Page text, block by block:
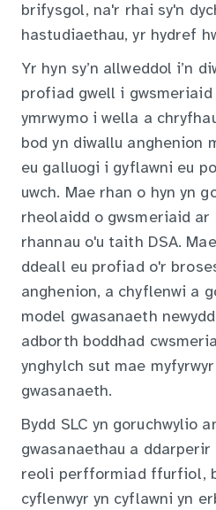
brifysgol, na'r rhai sy'n
hastudiaethau, yr hydref
Yr hyn sy’n allweddol i’n
profiad gwell i gwsmeriaid
ymrwymo i wella a
bod yn diwallu anghenion
eu galluogi i gyflawni eu
uwch. Mae rhan o hyn yn
rheolaidd o gwsmeriaid ar
rhannau o'u taith DSA.
ddeall eu profiad o'r
anghenion, a chyflenwi a
model gwasanaeth
adborth boddhad
ynghylch sut mae
gwasanaeth.
Bydd SLC yn goruchwylio
gwasanaethau a
reoli perfformiad ffurfiol,
cyflenwyr yn cyflawni yn